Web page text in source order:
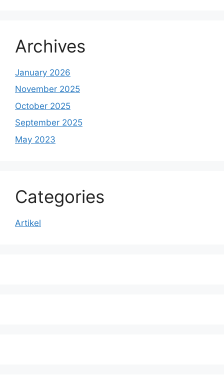
Archives
January 2026
November 2025
October 2025
September 2025
May 2023
Categories
Artikel